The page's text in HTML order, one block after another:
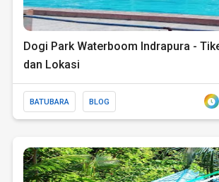
Dogi Park Waterboom Indrapura -
dan Lokasi
BATUBARA BLOG